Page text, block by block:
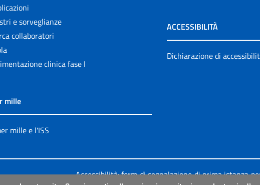
e sorveglianze
collaboratori
clinica fase I
mille
mille e l'ISS
ACCESSIBILITÀ
Dichiarazione di
Accessibilità: form di segnalazione di prima istanza